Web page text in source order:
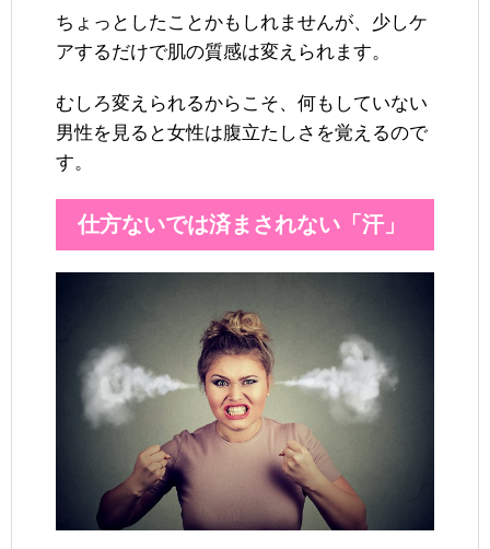
ちょっとしたことかもしれませんが、少しケ
アするだけで肌の質感は変えられます。
むしろ変えられるからこそ、何もしていない
男性を見ると女性は腹立たしさを覚えるので
す。
仕方ないでは済まされない「汗」